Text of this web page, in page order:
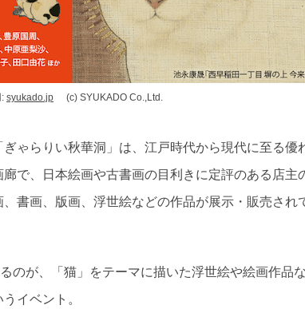
syukado.jp (c) SYUKADO Co.,Ltd.
ゃらりい秋華洞」は、江戸時代から現代に至る優
で、日本絵画や古書画の目利きに定評のある店主
書画、版画、浮世絵などの作品が展示・販売され
のが、「猫」をテーマに描いた浮世絵や絵画作品
イベント。